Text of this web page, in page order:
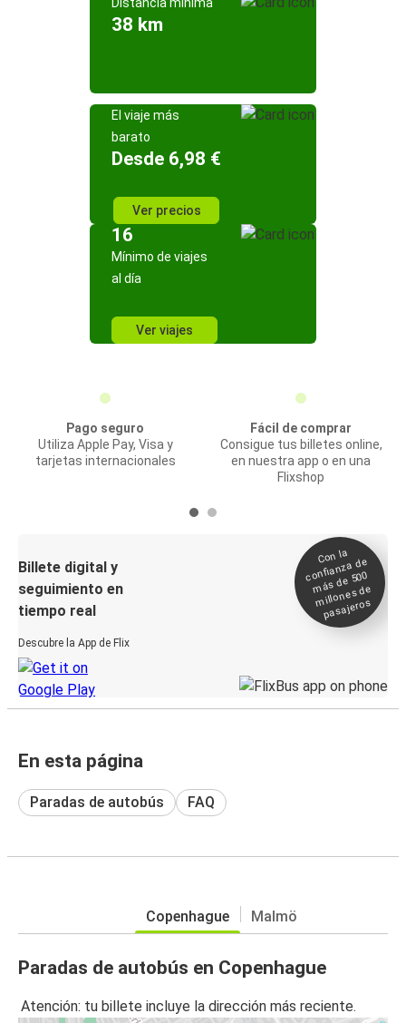
38 km
El viaje más
barato
Desde 6,98 €
Ver precios
16
Mínimo de viajes
al día
Ver viajes
Pago seguro
Utiliza Apple Pay, Visa y
tarjetas internacionales
Fácil de comprar
Consigue tus billetes online,
en nuestra app o en una
Flixshop
Billete digital y
seguimiento en
tiempo real
Descubre la App de Flix
Con la
confianza de
más de 500
millones de
pasajeros
En esta página
Paradas de autobús FAQ
Copenhague Malmö
Paradas de autobús en Copenhague
Atención: tu billete incluye la dirección más reciente.